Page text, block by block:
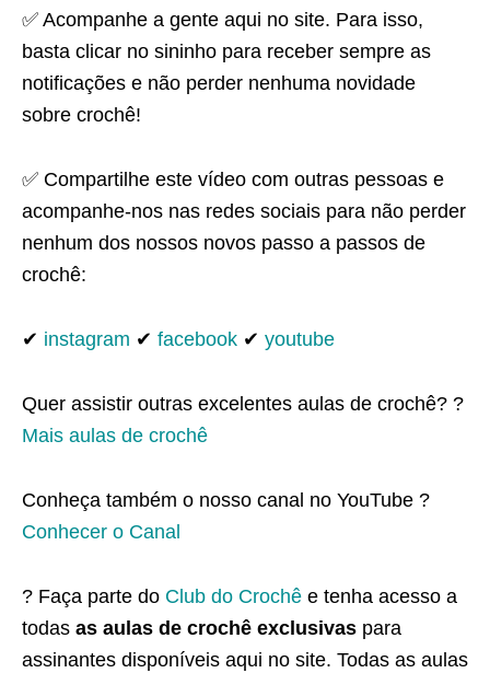
✅ Acompanhe a gente aqui no site. Para isso,
basta clicar no sininho para receber sempre as
notificações e não perder nenhuma novidade
sobre crochê!
✅ Compartilhe este vídeo com outras pessoas e
acompanhe-nos nas redes sociais para não perder
nenhum dos nossos novos passo a passos de
crochê:
✔ instagram ✔ facebook ✔ youtube
Quer assistir outras excelentes aulas de crochê? ?
Mais aulas de crochê
Conheça também o nosso canal no YouTube ?
Conhecer o Canal
? Faça parte do Club do Crochê e tenha acesso a
todas as aulas de crochê exclusivas para
assinantes disponíveis aqui no site. Todas as aulas